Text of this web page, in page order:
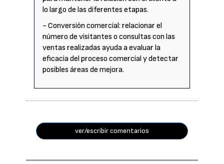
lo largo de las diferentes etapas.
- Conversión comercial: relacionar el
número de visitantes o consultas con las
ventas realizadas ayuda a evaluar la
eficacia del proceso comercial y detectar
posibles áreas de mejora.
ver/escribir comentarios